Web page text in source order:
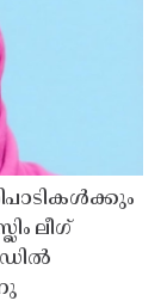
ലീഗ്